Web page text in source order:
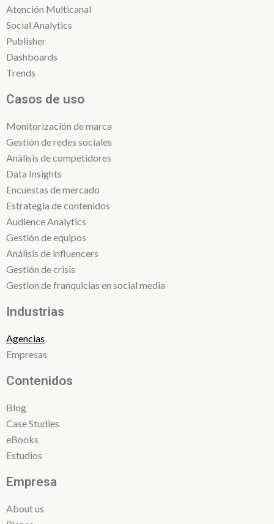
Atención Multicanal
Social Analytics
Publisher
Dashboards
Trends
Casos de uso
Monitorización de marca
Gestión de redes sociales
Análisis de competidores
Data Insights
Encuestas de mercado
Estrategia de contenidos
Audience Analytics
Gestión de equipos
Análisis de influencers
Gestión de crisis
Gestion de franquicias en social media
Industrias
Agencias
Empresas
Contenidos
Blog
Case Studies
eBooks
Estudios
Empresa
About us